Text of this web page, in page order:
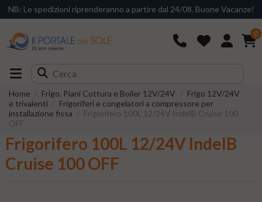
NB: Le spedizioni riprenderanno a partire dal 24/08. Buone Vacanze!
0
Home Frigo, Piani Cottura e Boiler 12V/24V
Frigo 12V/24V
e trivalenti
Frigoriferi e congelatori a compressore per
installazione fissa
Frigorifero 100L 12/24V IndelB Cruise 100
OFF
Frigorifero 100L 12/24V IndelB
Cruise 100 OFF